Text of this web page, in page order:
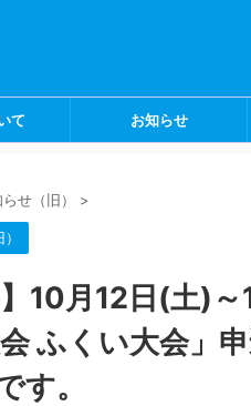
て お知らせ
せ（旧） >
】10月12日(土)
ふくい大会」
。